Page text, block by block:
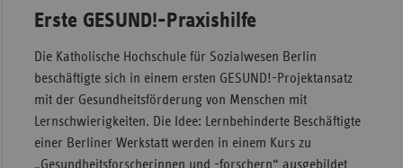
Erste GESUND!-Praxishilfe
Die Katholische Hochschule für Sozialwesen Berlin
beschäftigte sich in einem ersten GESUND!-Projektansatz
mit der Gesundheitsförderung von Menschen mit
Lernschwierigkeiten. Die Idee: Lernbehinderte Beschäftigte
einer Berliner Werkstatt werden in einem Kurs zu
„Gesundheitsforscherinnen und -forschern“ ausgebildet